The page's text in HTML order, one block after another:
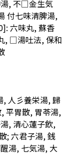
, 不□金生気
付七味清脾湯,
六味丸, 蘇香
, □湯吐法, 保和
人彡養栄湯, 歸
平胃散, 胃苓湯,
, 清心蓮子飲,
; 六君子湯, 銭
湯, 七気湯, 大